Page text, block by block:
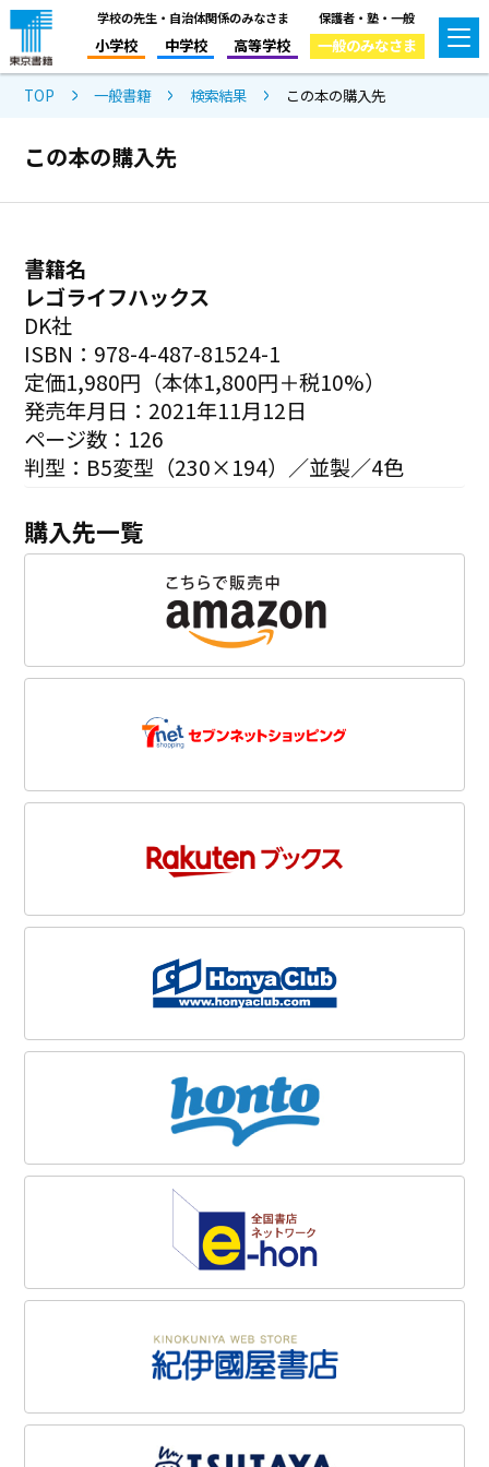
学校の先生・自治体関係のみなさま
小学校 中学校 高等学校
保護者・塾・一般
一般のみなさま
TOP 一般書籍 検索結果 この本の購入先
この本の購入先
書籍名
レゴライフハックス
DK社
ISBN：978-4-487-81524-1
定価1,980円（本体1,800円＋税10%）
発売年月日：2021年11月12日
ページ数：126
判型：B5変型（230×194）／並製／4色
購入先一覧